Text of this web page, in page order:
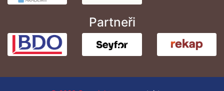
Partneři